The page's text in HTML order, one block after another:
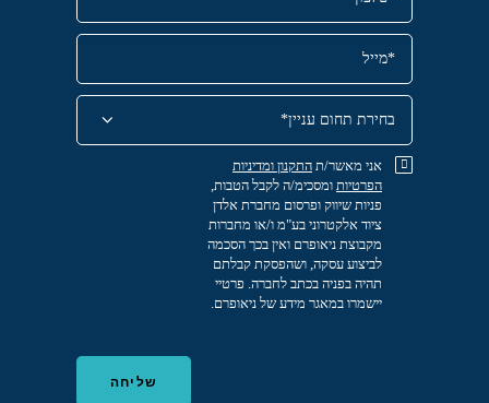
אני מאשר/ת התקנון ומדיניות
הפרטיות ומסכימ/ה לקבל הטבות,
פניות שיווק ופרסום מחברת אלדן
ציוד אלקטרוני בע"מ ו/או מחברות
מקבוצת ניאופרם ואין בכך הסכמה
לביצוע עסקה, ושהפסקת קבלתם
תהיה בפניה בכתב לחברה. פרטיי
יישמרו במאגר מידע של ניאופרם.